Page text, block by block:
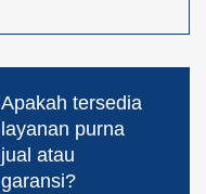
Apakah tersedia
layanan purna
jual atau
garansi?